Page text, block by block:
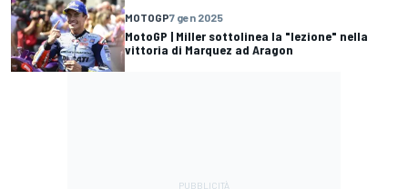
MOTOGP7 gen 2025
MotoGP | Miller sottolinea la "lezione" nella
vittoria di Marquez ad Aragon